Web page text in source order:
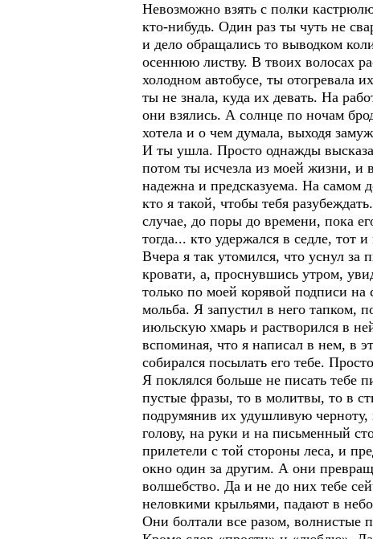
Невозможно взять с полки
кто-нибудь. Один раз ты чуть не
и дело обращались то выводком
осеннюю листву. В твоих волосах
холодном автобусе, ты отогревала
ты не знала, куда их девать. На
они взялись. А солнце по ночам
хотела и о чем думала, выходя
И ты ушла. Просто однажды
потом ты исчезла из моей жизни, и
надежна и предсказуема. На самом
кто я такой, чтобы тебя
случае, до поры до времени, пока
тогда... кто удержался в седле, тот
Вчера я так утомился, что уснул
кровати, а, проснувшись утром,
только по моей корявой подписи
мольба. Я запустил в него тапком,
июльскую хмарь и растворился в
вспоминая, что я написал в нем, в
собирался посылать его тебе.
Я поклялся больше не писать тебе
пустые фразы, то в молитвы, то в
подрумянив их удушливую черноту,
голову, на руки и на письменный
прилетели с той стороны леса, и
окно один за другим. А они
волшебство. Да и не до них тебе
неловкими крыльями, падают в
Они болтали все разом, волнистые